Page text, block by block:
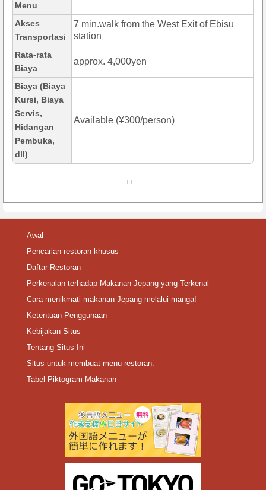
Menu
Akses
Transportasi
7 min.walk from the West Exit of Ebisu
station
Rata-rata
Biaya
approx. 4,000yen
Biaya (Biaya
Kursi, Biaya
Servis,
Hidangan
Pembuka,
dll)
Available (¥300/person)
Awal
Pencarian restoran khusus
Daftar Restoran
Perkenalan terhadap Makanan Jepang yang Terkenal
Cara menikmati makanan Jepang melalui manga!
Ketentuan Penggunaan
Kebijakan Situs
Tentang Situs Ini
Situs untuk membuat menu restoran.
Tabel Piktogram Makanan